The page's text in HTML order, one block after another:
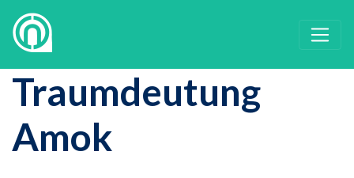
Traumdeutung
Amok